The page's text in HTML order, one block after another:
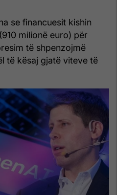
se financuesit kishin
milionë euro) për
të shpenzojmë
të kësaj gjatë viteve të